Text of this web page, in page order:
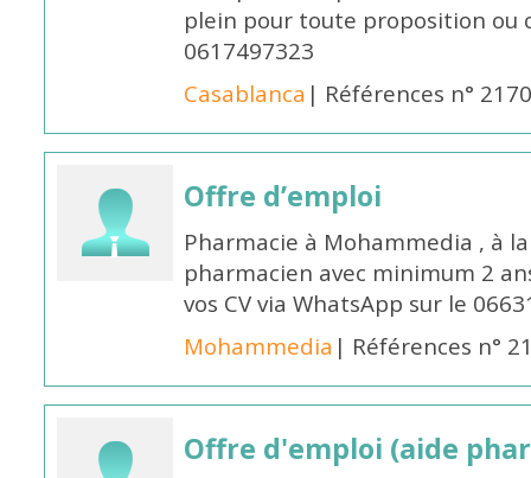
plein pour toute proposition ou
0617497323
Casablanca | Références n°
Offre d’emploi
Pharmacie à Mohammedia , à
pharmacien avec minimum 2
vos CV via WhatsApp sur le
Mohammedia | Références n°
Offre d'emploi (aide